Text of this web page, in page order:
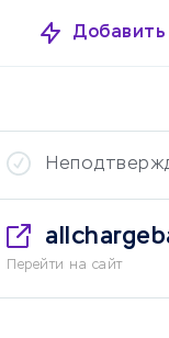
Добавить
Перейти на сайт